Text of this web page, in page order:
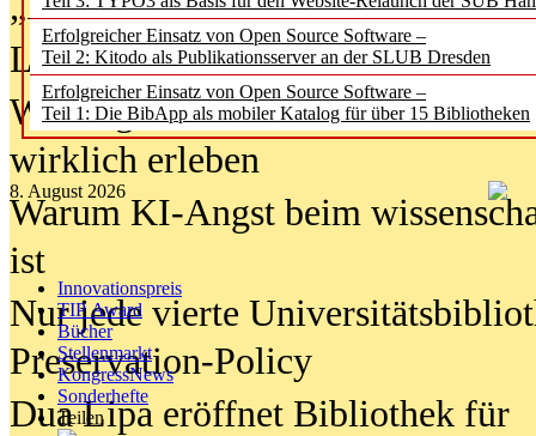
Erfolgreicher Einsatz von Open Source Software –
Teil 2: Kitodo als Publikationsserver an der SLUB Dresden
Erfolgreicher Einsatz von Open Source Software –
Teil 1: Die BibApp als mobiler Katalog für über 15 Bibliotheken
8. August 2026
Innovationspreis
TIP Award
Bücher
Stellenmarkt
KongressNews
Sonderhefte
Teilen
Lesen als Infrastrukturaufgabe
Wie Jugendliche Social Media
wirklich erleben
Warum KI-Angst beim
ist
Nur jede vierte
Preservation-Policy
Dua Lipa eröffnet Bibliothek für